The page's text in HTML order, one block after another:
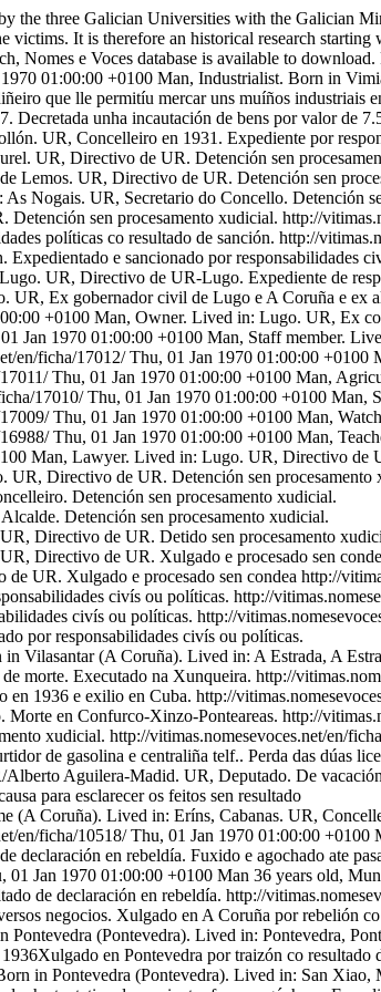
the three Galician Universities with the Galician
It is therefore an historical research starting
Nomes e Voces database is available to download.
01:00:00 +0100 Man, Industrialist. Born in
que lle permitíu mercar uns muíños industriais
Decretada unha incautación de bens por valor de
UR, Concelleiro en 1931. Expediente por
UR, Directivo de UR. Detención sen
Lemos. UR, Directivo de UR. Detención sen
Nogais. UR, Secretario do Concello. Detención
sen procesamento xudicial. http://
políticas co resultado de sanción. http://
e sancionado por responsabilidades
UR, Directivo de UR-Lugo. Expediente de
UR, Ex gobernador civil de Lugo e A Coruña e ex
+0100 Man, Owner. Lived in: Lugo. UR, Ex
Jan 1970 01:00:00 +0100 Man, Staff member.
en/ficha/17012/Thu, 01 Jan 1970 01:00:00 +0100
Thu, 01 Jan 1970 01:00:00 +0100 Man,
17010/Thu, 01 Jan 1970 01:00:00 +0100 Man,
Thu, 01 Jan 1970 01:00:00 +0100 Man,
Thu, 01 Jan 1970 01:00:00 +0100 Man,
Man, Lawyer. Lived in: Lugo. UR, Directivo de
Directivo de UR. Detención sen procesamento
Detención sen procesamento xudicial.
Detención sen procesamento xudicial.
Directivo de UR. Detido sen procesamento
Directivo de UR. Xulgado e procesado sen
UR. Xulgado e procesado sen condea http://
civís ou políticas. http://
civís ou políticas. http://
por responsabilidades civís ou políticas.
Vilasantar (A Coruña). Lived in: A Estrada, A
morte. Executado na Xunqueira. http://
en 1936 e exilio en Cuba. http://
en Confurco-Xinzo-Ponteareas. http://
xudicial. http://vitimas.nomesevoces.net/en/
de gasolina e centraliña telf.. Perda das dúas
Aguilera-Madid. UR, Deputado. De
para esclarecer os feitos sen resultado
(A Coruña). Lived in: Eríns, Cabanas. UR,
en/ficha/10518/Thu, 01 Jan 1970 01:00:00 +0100
en rebeldía. Fuxido e agochado ate
01 Jan 1970 01:00:00 +0100 Man 36 years old,
de declaración en rebeldía. http://
negocios. Xulgado en A Coruña por rebelión co
(Pontevedra). Lived in: Pontevedra,
en Pontevedra por traizón co resultado
in Pontevedra (Pontevedra). Lived in: San